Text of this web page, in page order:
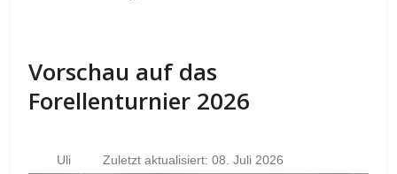
Vorschau auf das
Forellenturnier 2026
Uli Zuletzt aktualisiert: 08. Juli 2026